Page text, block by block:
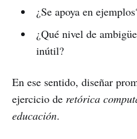
¿Se apoya en
¿Qué nivel de
inútil?
En ese sentido, diseñar
ejercicio de retórica
educación.